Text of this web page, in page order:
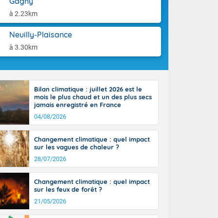
à 2.23km
Neuilly-Plaisance
à 3.30km
moins
25 à 30
35 degrés
jusque
la Corse.
Pyrénées,
marge de
de la
En soirée,
sur
22 à 24,
sur le
hors côtes
38 ou 39
Bilan climatique : juillet 2026 est le
mois le plus chaud et un des plus secs
jamais enregistré en France
04/08/2026
Changement climatique : quel impact
sur les vagues de chaleur ?
28/07/2026
Changement climatique : quel impact
sur les feux de forêt ?
21/05/2026